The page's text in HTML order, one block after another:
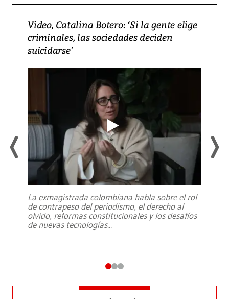
Video, Catalina Botero: ‘Si la gente elige
criminales, las sociedades deciden
suicidarse’
La exmagistrada colombiana habla sobre el rol
de contrapeso del periodismo, el derecho al
olvido, reformas constitucionales y los desafíos
de nuevas tecnologías...